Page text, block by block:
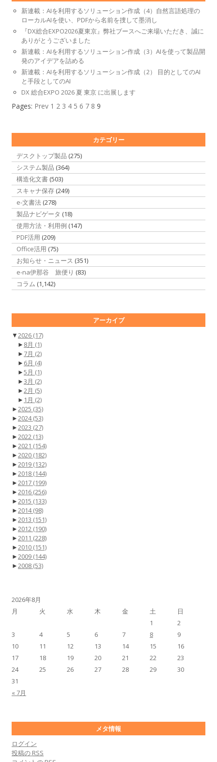
新連載：AIを利用するソリューション作成（4）自然言語処理の
ローカルAIを使い、PDFから名前を捜して墨消し
『DX総合EXPO2026夏東京』弊社ブースへご来場いただき、誠に
ありがとうございました
新連載：AIを利用するソリューション作成（3）AIを使って製品開
発のアイデアを詰める
新連載：AIを利用するソリューション作成（2） 目的としてのAI
と手段としてのAI
DX 総合EXPO 2026 夏 東京 に出展します
Pages: Prev 1 2 3 4 5 6 7 8 9
カテゴリー
デスクトップ製品 (275)
システム製品 (364)
構造化文書 (503)
スキャナ保存 (249)
e-文書法 (278)
製品ナビゲータ (18)
使用方法・利用例 (147)
PDF活用 (209)
Office活用 (75)
お知らせ・ニュース (351)
e-na伊那谷 旅便り (83)
コラム (1,142)
アーカイブ
▼2026 (17)
► 8月 (1)
► 7月 (2)
► 6月 (4)
►5月 (1)
►3月 (2)
►2月 (5)
► 1月 (2)
►2025 (35)
►2024(53)
►2023 (27)
►2022 (13)
►2021 (154)
►2020 (182)
►2019 (132)
►2018 (144)
►2017 (199)
►2016 (256)
►2015 (133)
►2014(98)
►2013 (151)
►2012 (190)
►2011 (228)
►2010 (151)
►2009 (144)
►2008 (53)
2026年8月
月
火 水 木 金 土 日
« 7月
1
2
3
4 5 6 7 8
9
10
11 12 13 14 15
16
17
18 19 20 21 22
23
24
25 26 27 28 29
30
31
メタ情報
ログイン
投稿の RSS